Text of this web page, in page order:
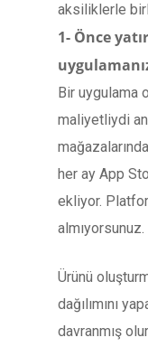
aksiliklerle
1- Önce
Bir uygulama
maliyetliydi
her ay App
ekliyor.
Ürünü
dağılımını
davranmış